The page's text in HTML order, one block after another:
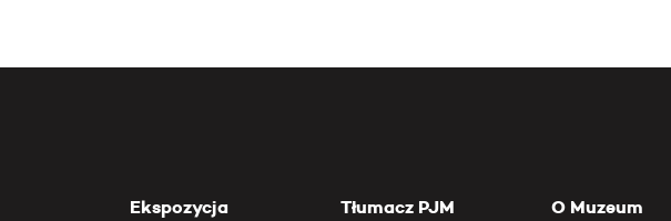
Ekspozycja Tłumacz PJM O Muzeum